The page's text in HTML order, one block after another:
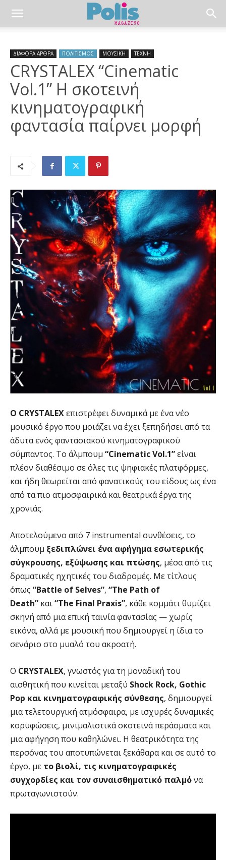
ΔΙΑΦΟΡΑ ΑΡΘΡΑ ΠΟΛΙΤΙΣΜΟΣ ΜΟΥΣΙΚΗ ΤΕΧΝΗ
CRYSTALEX “Cinematic
Vol.1” Η σκοτεινή
κινηματογραφική
φαντασία παίρνει μορφή
Ο CRYSTALEXεπιστρέφει δυναμικά με ένα νέο
μουσικό έργο που μοιάζει να έχει ξεπηδήσει από τα
άδυτα ενός φαντασιακού κινηματογραφικού
σύμπαντος. Το άλμπουμ “Cinematic Vol.1”είναι
πλέον διαθέσιμο σε όλες τις ψηφιακές πλατφόρμες,
και ήδη θεωρείται από φανατικούς του είδους ως ένα
από τα πιο ατμοσφαιρικά και θεατρικά έργα της
χρονιάς.
Αποτελούμενο από 7 instrumental συνθέσεις, το
άλμπουμ ξεδιπλώνει ένα αφήγημα εσωτερικής
σύγκρουσης, εξύψωσης και πτώσης, μέσα από τις
δραματικές ηχητικές του διαδρομές. Με τίτλους
όπως “Battle of Selves”, “The Path of
Death” και“The Final Praxis”, κάθε κομμάτι θυμίζει
σκηνή από μια επική ταινία φαντασίας — χωρίς
εικόνα, αλλά με μουσική που δημιουργεί η ίδια το
σενάριο στο μυαλό του ακροατή.
Ο CRYSTALEX, γνωστός για τη μοναδική του
αισθητική που κινείται μεταξύ Shock Rock, Gothic
Pop και κινηματογραφικής σύνθεσης, δημιουργεί
μια τελετουργική ατμόσφαιρα, με ισχυρές δυναμικές
κορυφώσεις, μινιμαλιστικά σκοτεινά περάσματα και
μια αφήγηση που καθηλώνει. Η θεατρικότητα της
περσόνας του αποτυπώνεται ξεκάθαρα και σε αυτό το
έργο, με το βιολί, τις κινηματογραφικές
συγχορδίες και τον συναισθηματικό παλμόνα
πρωταγωνιστούν.